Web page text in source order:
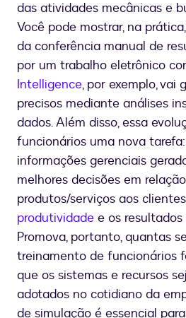
das atividades mecânicas e
Você pode mostrar, na
da conferência manual de
por um trabalho eletrônico
Intelligence, por exemplo, vai
precisos mediante análises
dados. Além disso, essa
funcionários uma nova
informações gerenciais
melhores decisões em
produtos/serviços aos
produtividade e os resultados
Promova, portanto, quantas
treinamento de funcionários
que os sistemas e recursos
adotados no cotidiano da
de simulação é essencial